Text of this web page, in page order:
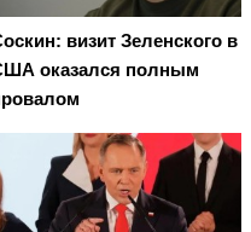
визит Зеленского в
оказался полным